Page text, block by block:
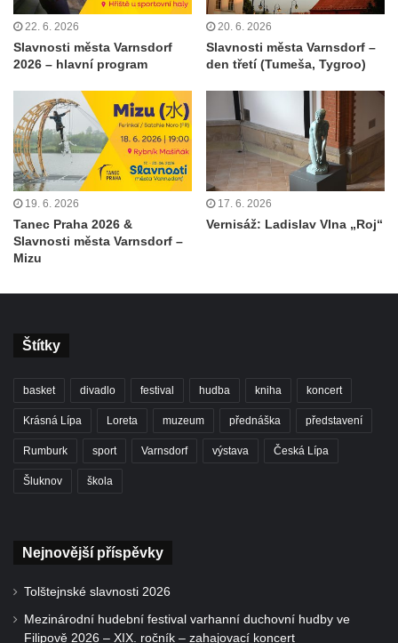
22. 6. 2026
Slavnosti města Varnsdorf
2026 – hlavní program
20. 6. 2026
Slavnosti města Varnsdorf –
den třetí (Tumeša, Tygroo)
19. 6. 2026
Tanec Praha 2026 &
Slavnosti města Varnsdorf –
Mizu
17. 6. 2026
Vernisáž: Ladislav Vlna „Roj“
Štítky
basket divadlo festival hudba kniha koncert
Krásná Lípa Loreta muzeum přednáška představení
Rumburk sport Varnsdorf výstava Česká Lípa
Šluknov škola
Nejnovější příspěvky
Tolštejnské slavnosti 2026
Mezinárodní hudební festival varhanní duchovní hudby ve
Filipově 2026 – XIX. ročník – zahajovací koncert